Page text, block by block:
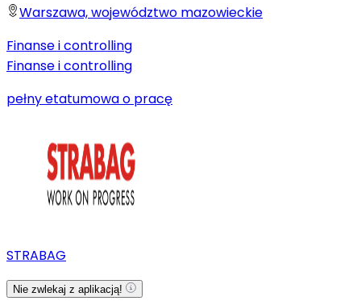
Warszawa, województwo mazowieckie
Finanse i controlling
Finanse i controlling
pełny etatumowa o pracę
STRABAG
Nie zwlekaj z aplikacją!